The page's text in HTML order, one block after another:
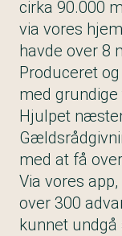
cirka 90.000
via vores
havde over 8
Produceret
med
Hjulpet
med at få
Via vores
over 300
kunnet undgå